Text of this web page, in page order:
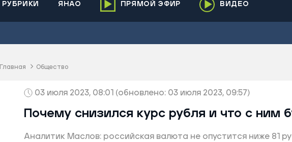
РУБРИКИ ЯНАО
район
Муравленко
Ноябрьск
ПРЯМОЙ ЭФИР ВИДЕО
Главная Общество
03 июля 2023, 08:01 (обновлено: 03 июля 2023, 09:57)
Почему снизился курс рубля и что с ним
Аналитик Маслов: российская валюта не опустится ниже 81